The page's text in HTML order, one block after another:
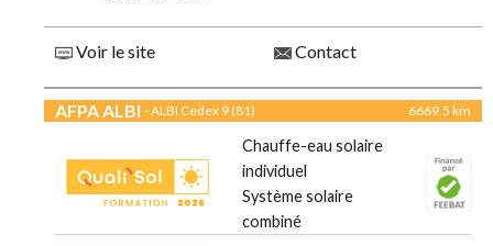
Voir le site Contact
AFPA ALBI - ALBI Cedex 9 (81) 6669.5 km
Chauffe-eau solaire
individuel
Système solaire
combiné